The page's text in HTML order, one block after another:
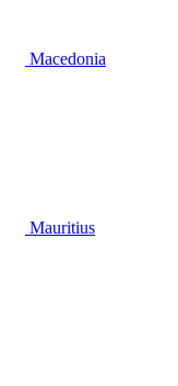
Macedonia
Mauritius